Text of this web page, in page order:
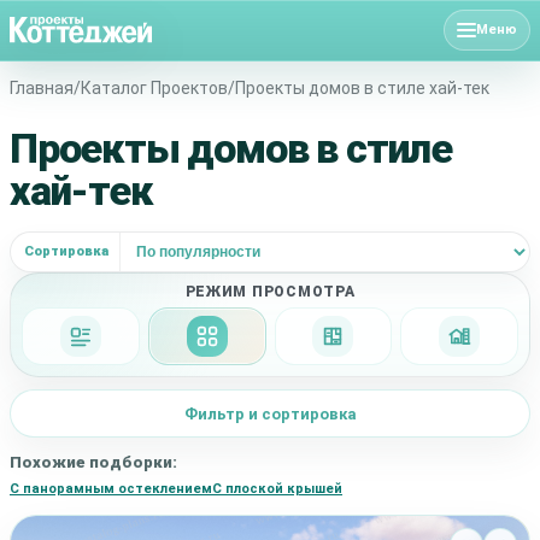
Меню
Главная/Каталог Проектов/Проекты домов в стиле хай-тек
Проекты домов в стиле
хай-тек
Сортировка
РЕЖИМ ПРОСМОТРА
Подробно Сетка Планировки Фасад +
Фильтр и сортировка
Похожие подборки:
С панорамным остеклениемС плоской крышей